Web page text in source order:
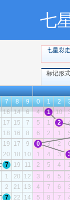
七
七星彩
标记形
7 8 9 0 1 2
16 14 6 4 1 10
17 15 7 5 1 2
18 16 8 6 2 1
19 17 9 0 3 2
20 18 10 1 4 3
7 19 11 2 5 4
1 20 12 3 6 5
2 21 13 4 7 6
7 22 14 5 8 7